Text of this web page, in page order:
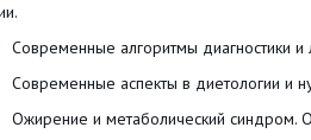
алгоритмы диагностики и
аспекты в диетологии и
и метаболический синдром.